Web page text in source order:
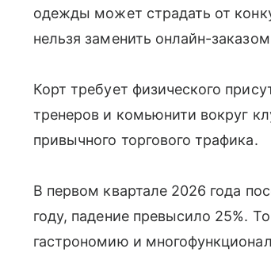
одежды может страдать от
нельзя заменить онлайн-
Корт требует физического
тренеров и комьюнити вокруг
привычного торгового трафика.
В первом квартале 2026 года
году, падение превысило 25%.
гастрономию и